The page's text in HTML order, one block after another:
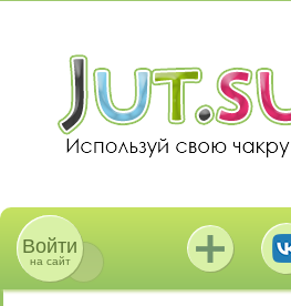
Войти
на сайт